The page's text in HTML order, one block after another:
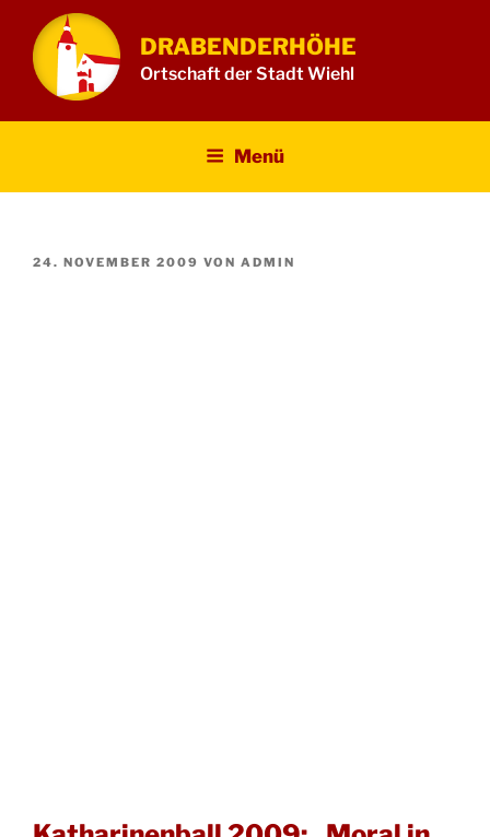
Inhalt
springen
DRABENDERHÖHE
Ortschaft der Stadt Wiehl
Menü
VERÖFFENTLICHT
24. NOVEMBER 2009 VON ADMIN